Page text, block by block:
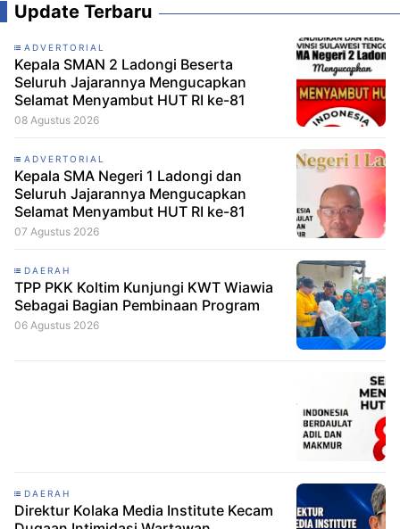
Update Terbaru
ADVERTORIAL
Kepala SMAN 2 Ladongi Beserta
Seluruh Jajarannya Mengucapkan
Selamat Menyambut HUT RI ke-81
08 Agustus 2026
ADVERTORIAL
Kepala SMA Negeri 1 Ladongi dan
Seluruh Jajarannya Mengucapkan
Selamat Menyambut HUT RI ke-81
07 Agustus 2026
DAERAH
TPP PKK Koltim Kunjungi KWT Wiawia
Sebagai Bagian Pembinaan Program
06 Agustus 2026
DAERAH
Direktur Kolaka Media Institute Kecam